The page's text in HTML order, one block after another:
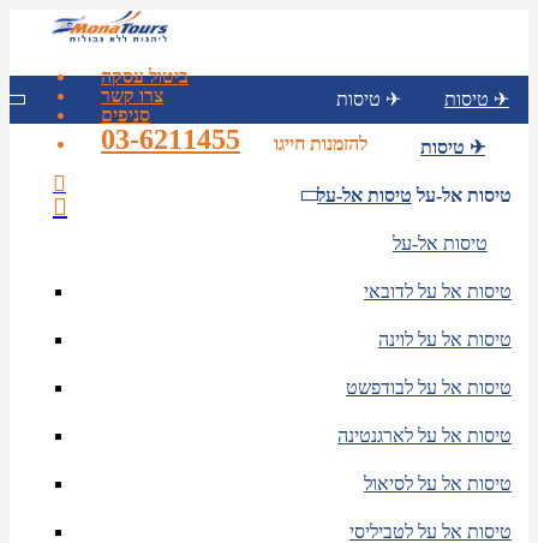
ביטול עסקה
צרו קשר
סניפים
להזמנות חייגו
03-6211455
טיסות ✈ טיסות ✈
טיסות ✈
טיסות אל-על טיסות אל-על
טיסות אל-על
טיסות אל על לדובאי
טיסות אל על לוינה
טיסות אל על לבודפשט
טיסות אל על לארגנטינה
טיסות אל על לסיאול
טיסות אל על לטביליסי